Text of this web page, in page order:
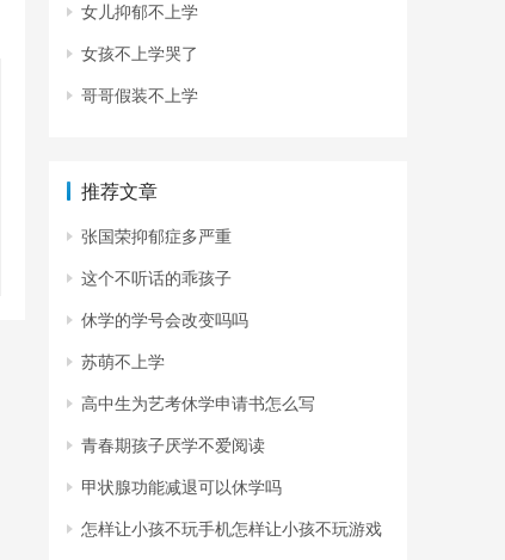
女儿抑郁不上学
女孩不上学哭了
哥哥假装不上学
推荐文章
张国荣抑郁症多严重
这个不听话的乖孩子
休学的学号会改变吗吗
苏萌不上学
高中生为艺考休学申请书怎么写
青春期孩子厌学不爱阅读
甲状腺功能减退可以休学吗
怎样让小孩不玩手机怎样让小孩不玩游戏